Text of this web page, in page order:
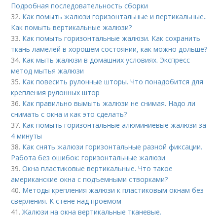
Подробная последовательность сборки
32. Как помыть жалюзи горизонтальные и вертикальные..
Как помыть вертикальные жалюзи?
33. Как помыть горизонтальные жалюзи. Как сохранить
ткань ламелей в хорошем состоянии, как можно дольше?
34. Как мыть жалюзи в домашних условиях. Экспресс
метод мытья жалюзи
35. Как повесить рулонные шторы. Что понадобится для
крепления рулонных штор
36. Как правильно вымыть жалюзи не снимая. Надо ли
снимать с окна и как это сделать?
37. Как помыть горизонтальные алюминиевые жалюзи за
4 минуты
38. Как снять жалюзи горизонтальные разной фиксации.
Работа без ошибок: горизонтальные жалюзи
39.Окна пластиковые вертикальные. Что такое
американские окна с подъемными створками?
40. Методы крепления жалюзи к пластиковым окнам без
сверления. К стене над проёмом
41.Жалюзи на окна вертикальные тканевые.